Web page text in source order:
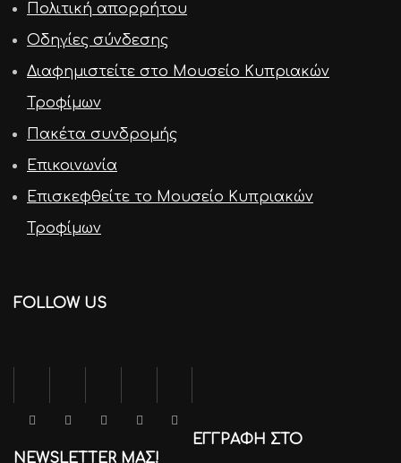
Πολιτική απορρήτου
Οδηγίες σύνδεσης
Διαφημιστείτε στο Μουσείο Κυπριακών
Τροφίμων
Πακέτα συνδρομής
Επικοινωνία
Επισκεφθείτε το Μουσείο Κυπριακών
Τροφίμων
FOLLOW US
ΕΓΓΡΑΦΗ ΣΤΟ
NEWSLETTER ΜΑΣ!